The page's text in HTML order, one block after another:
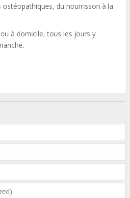
du nourrisson à la
à domicile, tous les jours y